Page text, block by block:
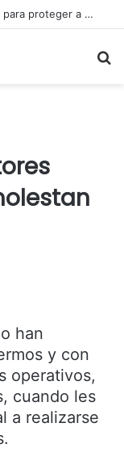
DIF Tamaulipas prepara iniciativa de ley para proteger a adultos mayores
han
y con
operativos,
cuando les
a realizarse